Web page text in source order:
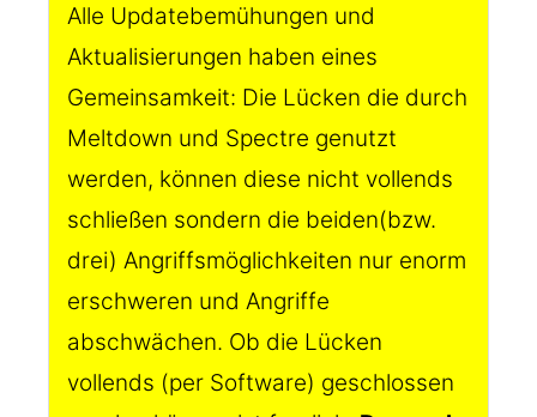
Alle Updatebemühungen und
Aktualisierungen haben eines
Gemeinsamkeit: Die Lücken die durch
Meltdown und Spectre genutzt
werden, können diese nicht vollends
schließen sondern die beiden(bzw.
drei) Angriffsmöglichkeiten nur enorm
erschweren und Angriffe
abschwächen. Ob die Lücken
vollends (per Software) geschlossen